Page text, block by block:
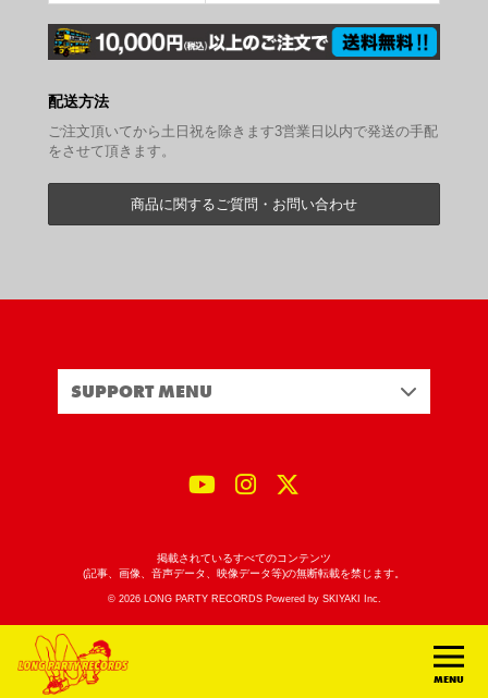
MENU
配送方法
ご注文頂いてから土日祝を除きます3営業日以内で発送の手配
をさせて頂きます。
商品に関するご質問・お問い合わせ
SUPPORT MENU
掲載されているすべてのコンテンツ
(記事、画像、音声データ、映像データ等)の無断転載を禁じます。
© 2026 LONG PARTY RECORDS Powered by SKIYAKI Inc.